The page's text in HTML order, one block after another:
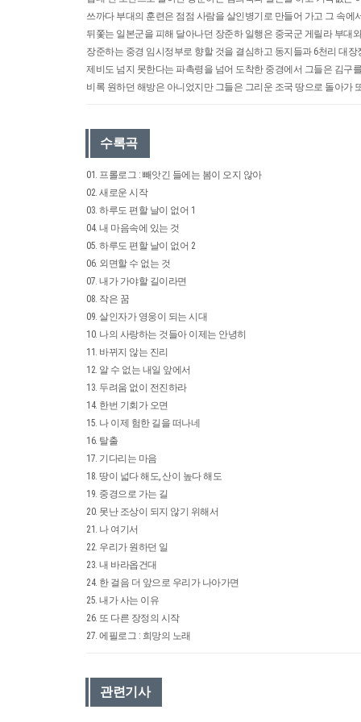
쓰까다 부대의 훈련은 점점 사람을 살인병기로 만들어 가고 그 속
뒤쫓는 일본군을 피해 달아나던 장준하 일행은 중국군 게릴라 부대
장준하는 중경 임시정부로 향할 것을 결심하고 동지들과 6천리 대장
제비도 넘지 못한다는 파촉령을 넘어 도착한 중경에서 그들은 김구
비록 원하던 해방은 아니었지만 그들은 그리운 조국 땅으로 돌아가
수록곡
01. 프롤로그 : 빼앗긴 들에는 봄이 오지 않아
02. 새로운 시작
03. 하루도 편할 날이 없어 1
04. 내 마음속에 있는 것
05. 하루도 편할 날이 없어 2
06. 외면할 수 없는 것
07. 내가 가야할 길이라면
08. 작은 꿈
09. 살인자가 영웅이 되는 시대
10. 나의 사랑하는 것들아 이제는 안녕히
11. 바뀌지 않는 진리
12. 알 수 없는 내일 앞에서
13. 두려움 없이 전진하라
14. 한번 기회가 오면
15. 나 이제 험한 길을 떠나네
16. 탈출
17. 기다리는 마음
18. 땅이 넓다 해도, 산이 높다 해도
19. 중경으로 가는 길
20. 못난 조상이 되지 않기 위해서
21. 나 여기서
22. 우리가 원하던 일
23. 내 바라옵건대
24. 한 걸음 더 앞으로 우리가 나아가면
25. 내가 사는 이유
26. 또 다른 장정의 시작
27. 에필로그 : 희망의 노래
관련기사